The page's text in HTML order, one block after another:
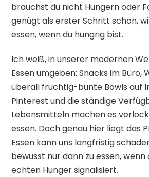
brauchst du nicht Hungern oder
genügt als erster Schritt schon,
essen, wenn du hungrig bist.
Ich weiß, in unserer modernen
Essen umgeben: Snacks im Büro,
überall fruchtig-bunte Bowls auf
Pinterest und die ständige
Lebensmitteln machen es
essen. Doch genau hier liegt das
Essen kann uns langfristig
bewusst nur dann zu essen,
echten Hunger signalisiert.